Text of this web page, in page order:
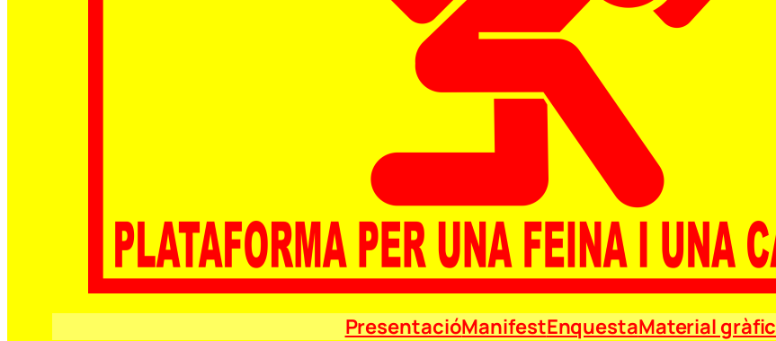
PresentacióManifestEnquestaMaterial gràfic